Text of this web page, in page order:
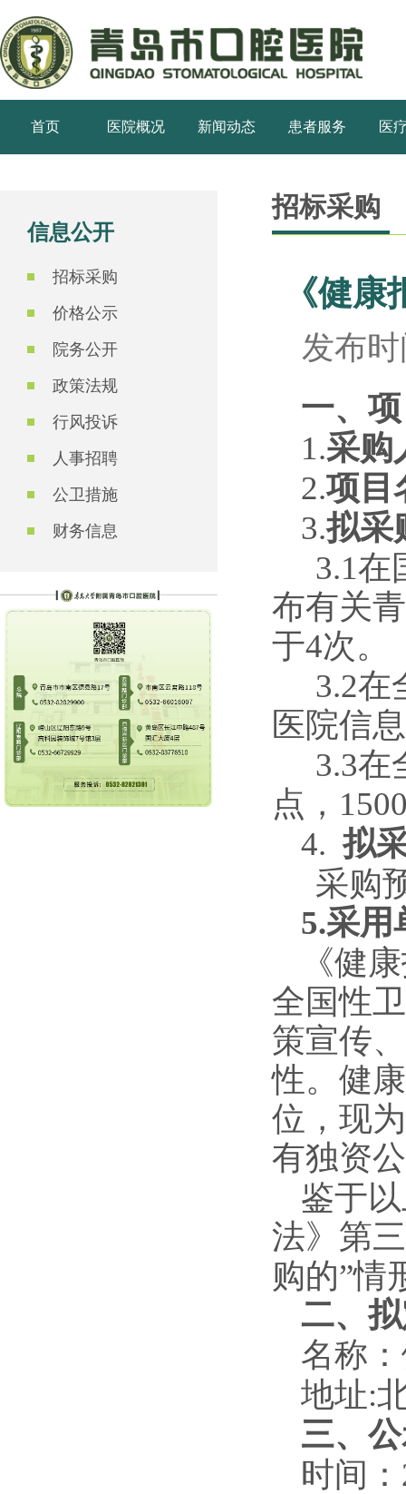
首页 医院概况 新闻动态 患者服务 医
信息公开
招标采购
价格公示
院务公开
政策法规
行风投诉
人事招聘
公卫措施
财务信息
招标采购
《健
发布时
一、
1.采购
2.项目
3.拟采
3.1在
布有关
于4次。
3.2在
医院信
3.3在
点，
4.拟
采购
5.采用
《健
全国性
策宣传
性。健
位，现
有独资
鉴于
法》第
购的”情
二、
名称
地址:
三、
时间：